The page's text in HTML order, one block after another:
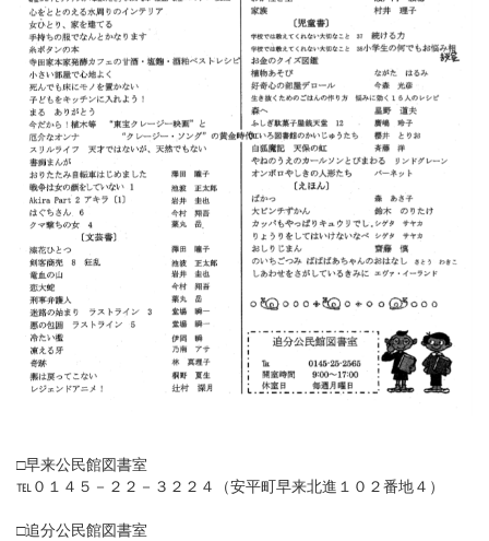
□早来公民館図書室
℡０１４５－２２－３２２４（安平町早来北進１０２番地４）
□追分公民館図書室